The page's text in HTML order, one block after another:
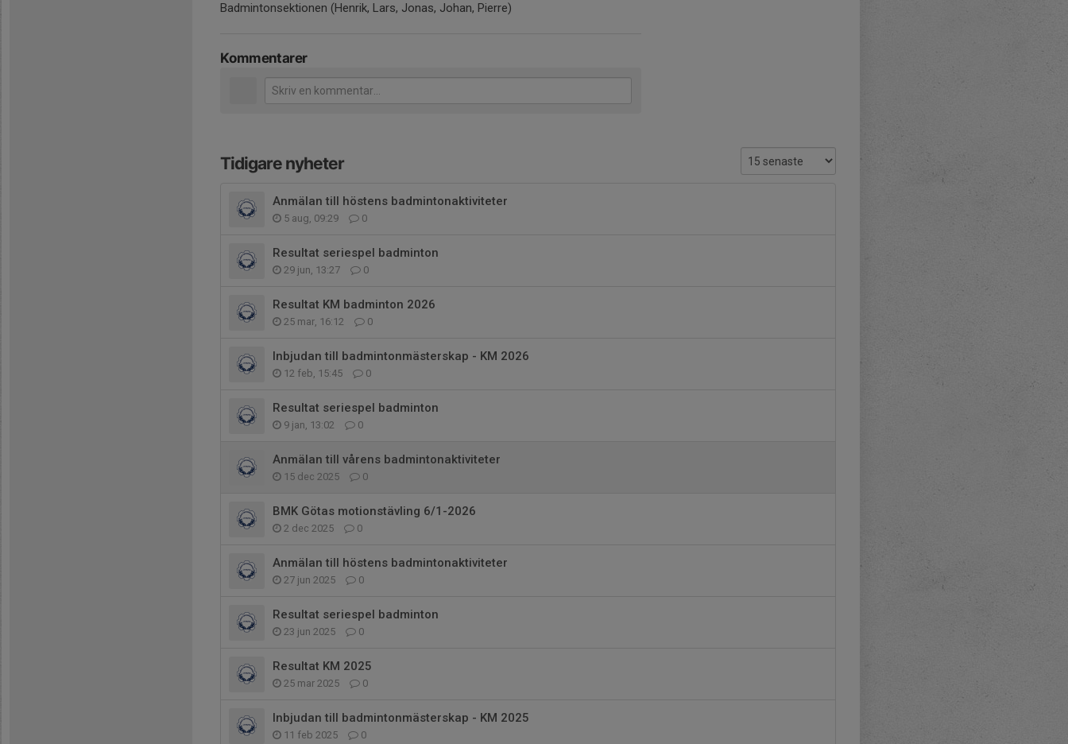
Badmintonsektionen (Henrik, Lars, Jonas, Johan, Pierre)
Kommentarer
Tidigare nyheter
Anmälan till höstens badmintonaktiviteter
5 aug, 09:29 0
Resultat seriespel badminton
29 jun, 13:27 0
Resultat KM badminton 2026
25 mar, 16:12 0
Inbjudan till badmintonmästerskap - KM 2026
12 feb, 15:45 0
Resultat seriespel badminton
9 jan, 13:02 0
Anmälan till vårens badmintonaktiviteter
15 dec 2025 0
BMK Götas motionstävling 6/1-2026
2 dec 2025 0
Anmälan till höstens badmintonaktiviteter
27 jun 2025 0
Resultat seriespel badminton
23 jun 2025 0
Resultat KM 2025
25 mar 2025 0
Inbjudan till badmintonmästerskap - KM 2025
11 feb 2025 0